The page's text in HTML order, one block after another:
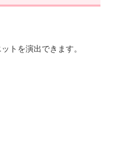
トを演出できます。